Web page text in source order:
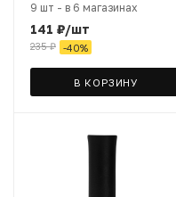
9 шт - в 6 магазинах
141 ₽/шт
235₽ -40%
В КОРЗИНУ